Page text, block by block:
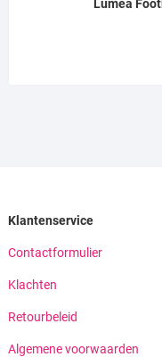
Lumea
Klantenservice
Contactformulier
Klachten
Retourbeleid
Algemene voorwaarden